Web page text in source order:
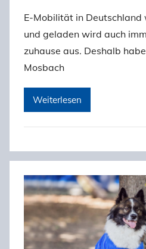
E-Mobilität in
und geladen wird auch
zuhause aus. Deshalb
Mosbach
Weiterlesen